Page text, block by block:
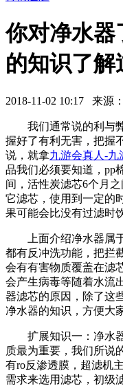
你对净水器
的知识了解
2018-11-02 10:17 来源
我们通常说的利与弊
握好了有利无害，把握
说，就拿九游会真人-九
品我们必须要知道，pp
间，活性炭滤芯6个月
它滤芯，使用到一定的
果可能会比没有过滤时
上面介绍净水器属于
都有反冲洗功能，把拦
会有有害物质覆盖在滤
会产生病毒等随着水流
器滤芯的原因，除了这
净水器的知识，方便大
扩展知识一：净水器
质最为重要，我们所说
有ro反渗透膜，超滤机
需求来选用滤芯，初级